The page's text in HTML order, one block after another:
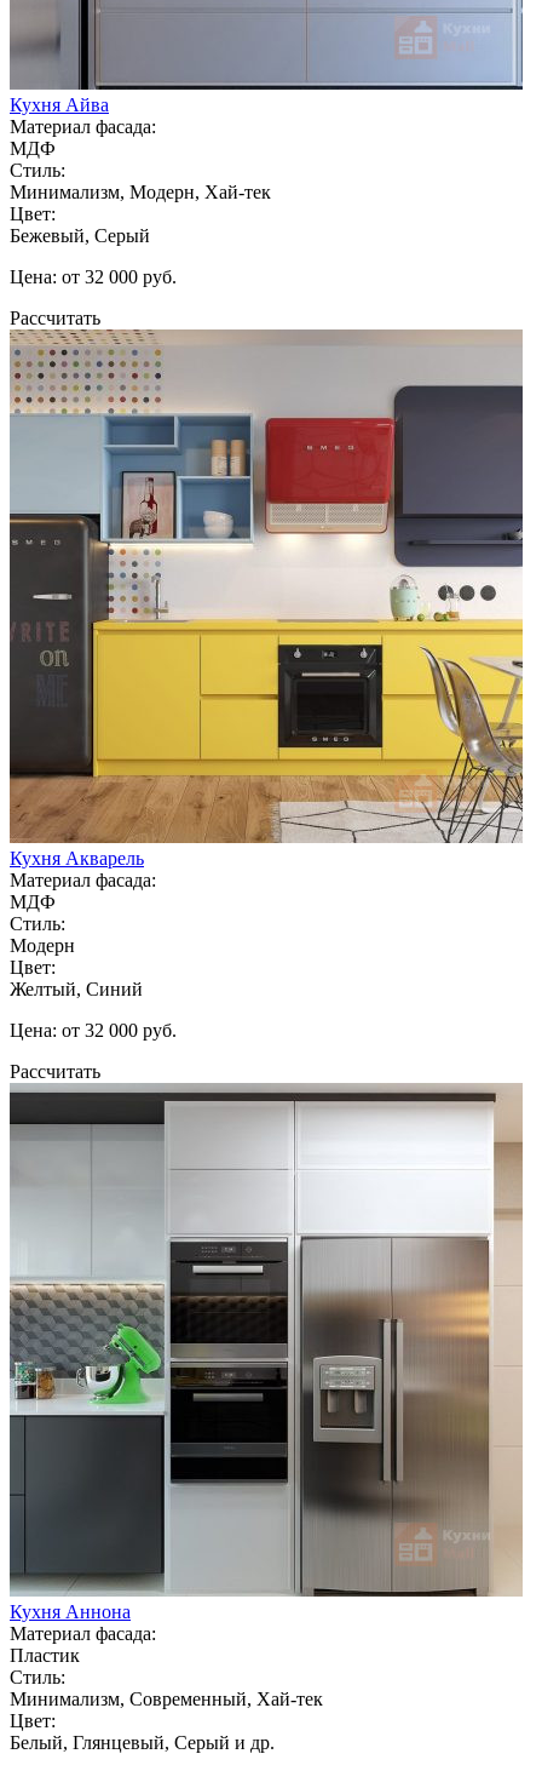
Кухня Айва
Материал фасада:
МДФ
Стиль:
Минимализм, Модерн, Хай-тек
Цвет:
Бежевый, Серый
Цена: от 32 000 руб.
Рассчитать
Кухня Акварель
Материал фасада:
МДФ
Стиль:
Модерн
Цвет:
Желтый, Синий
Цена: от 32 000 руб.
Рассчитать
Кухня Аннона
Материал фасада:
Пластик
Стиль:
Минимализм, Современный, Хай-тек
Цвет:
Белый, Глянцевый, Серый и др.